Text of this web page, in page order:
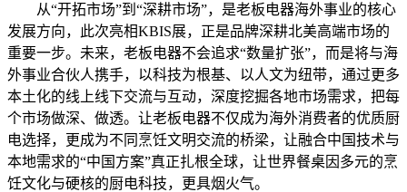
从“开拓市场”到“深耕市场”，是老板电器海外事业的核心
发展方向，此次亮相KBIS展，正是品牌深耕北美高端市场的
重要一步。未来，老板电器不会追求“数量扩张”，而是将与海
外事业合伙人携手，以科技为根基、以人文为纽带，通过更多
本土化的线上线下交流与互动，深度挖掘各地市场需求，把每
个市场做深、做透。让老板电器不仅成为海外消费者的优质厨
电选择，更成为不同烹饪文明交流的桥梁，让融合中国技术与
本地需求的“中国方案”真正扎根全球，让世界餐桌因多元的烹
饪文化与硬核的厨电科技，更具烟火气。